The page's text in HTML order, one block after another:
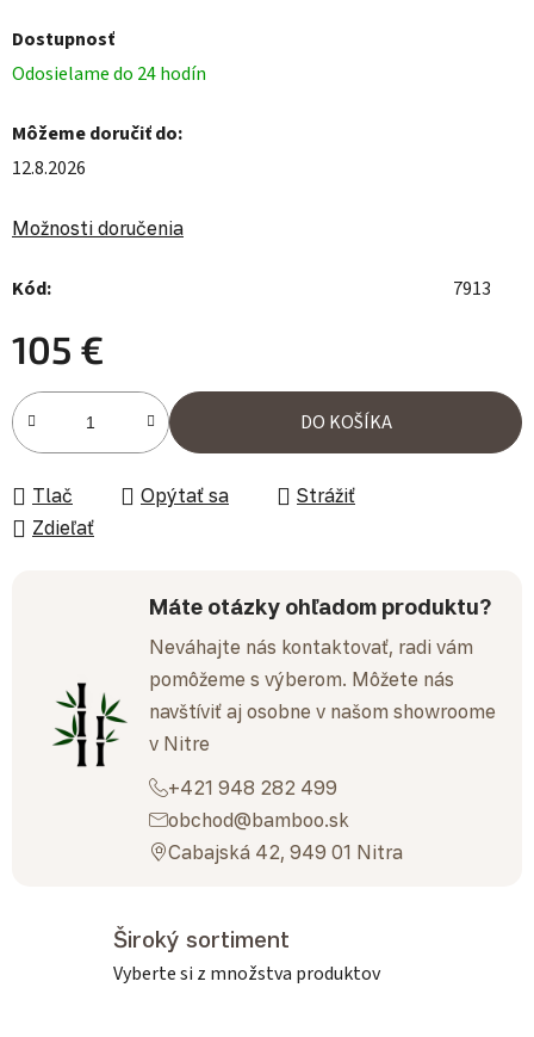
Dostupnosť
Odosielame do 24 hodín
Môžeme doručiť do:
12.8.2026
Možnosti doručenia
Kód: 7913
105 €
Jednotková cena:
DO KOŠÍKA
Tlač Opýtať sa
Strážiť
Zdieľať
Máte otázky ohľadom produktu?
Neváhajte nás kontaktovať, radi vám
pomôžeme s výberom. Môžete nás
navštíviť aj osobne v našom showroome
v Nitre
+421 948 282 499
obchod@bamboo.sk
Cabajská 42, 949 01 Nitra
Široký sortiment
Vyberte si z množstva produktov